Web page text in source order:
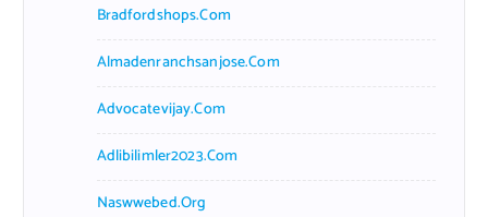
Bradfordshops.com
Almadenranchsanjose.com
Advocatevijay.com
Adlibilimler2023.com
Naswwebed.org